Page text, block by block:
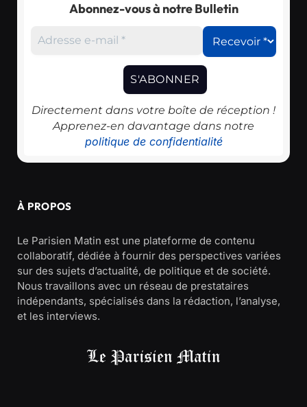
Abonnez-vous à notre Bulletin
Directement dans votre boîte de réception !
Apprenez-en davantage dans notre
politique de confidentialité
À PROPOS
Le Parisien Matin est une plateforme de contenu
collaboratif, dédiée à fournir des perspectives variées
sur des sujets d’actualité, de politique et de société.
Nous travaillons avec un réseau de prestataires
indépendants, spécialisés dans la rédaction, l’analyse,
et les interviews.